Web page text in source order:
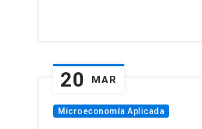
20 MAR
Microeconomía Aplicada